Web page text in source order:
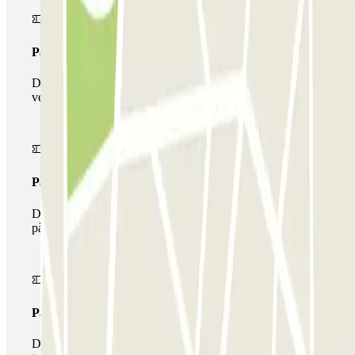
Passi simple
Durant la teva estada podràs entrar i sortir una única
vegada al pàrquing
Passi multipàrquing
Durant la teva estada podràs fer ús de tota la xarxa de
pàrquings d'aquest operador disponibles a Parclick.
Passi il·limitat
Durant la teva estada podràs entrar i sortir del pàrquing